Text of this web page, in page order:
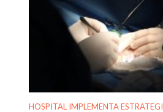
HOSPITAL IMPLEMENTA